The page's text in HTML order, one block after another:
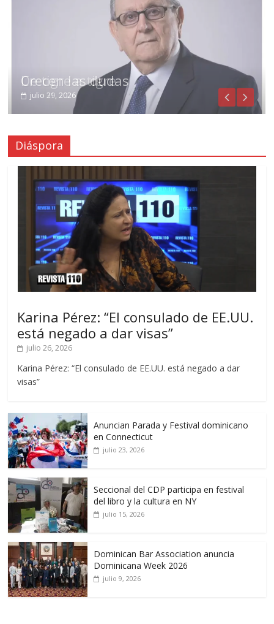
De tigre a tigre
julio 31, 2026
Crecen las dudas
julio 29, 2026
Diáspora
Karina Pérez: “El consulado de EE.UU.
está negado a dar visas”
julio 26, 2026
Karina Pérez: “El consulado de EE.UU. está negado a dar
visas”
Anuncian Parada y Festival dominicano
en Connecticut
julio 23, 2026
Seccional del CDP participa en festival
del libro y la cultura en NY
julio 15, 2026
Dominican Bar Association anuncia
Dominicana Week 2026
julio 9, 2026